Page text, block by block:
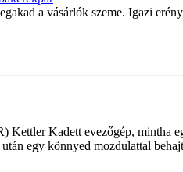
a vásárlók szeme. Igazi
Kadett evezőgép, mintha
egy könnyed mozdulattal